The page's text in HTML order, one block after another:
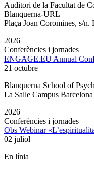
Auditori de la Facultat de
Blanquerna-URL
Plaça Joan Coromines, s/n.
2026
Conferències i jornades
ENGAGE.EU Annual
21 octubre
Blanquerna School of
La Salle Campus
2026
Conferències i jornades
Obs Webinar
02 juliol
En línia